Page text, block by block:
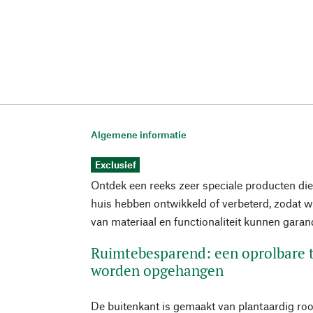
Algemene informatie
Exclusief
Ontdek een reeks zeer speciale producten
huis hebben ontwikkeld of verbeterd, zodat
van materiaal en functionaliteit kunnen
Ruimtebesparend: een
worden opgehangen
De buitenkant is gemaakt van plantaardig